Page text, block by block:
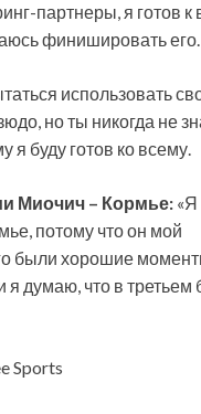
партнеры, я готов к
финишировать его.
использовать
но ты никогда не
я буду готов ко всему.
Миочич – Кормье: «Я
потому что он мой
были хорошие
я думаю, что в третьем
Sports